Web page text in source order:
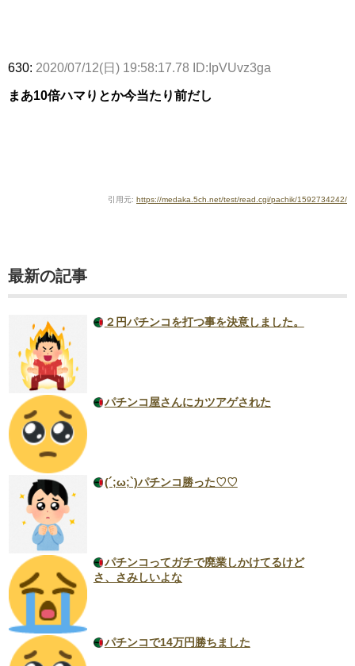
630: 2020/07/12(日) 19:58:17.78 ID:IpVUvz3ga
まあ10倍ハマりとか今当たり前だし
引用元: https://medaka.5ch.net/test/read.cgi/pachik/1592734242/
最新の記事
２円パチンコを打つ事を決意しました。
パチンコ屋さんにカツアゲされた
(´;ω;`)パチンコ勝った♡♡
パチンコってガチで廃業しかけてるけど
さ、さみしいよな
パチンコで14万円勝ちました